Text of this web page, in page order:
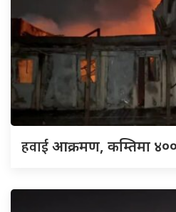
हवाईआक्रमण, कम्तिमा